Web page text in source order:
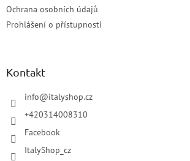
Ochrana osobních údajů
Prohlášení o přístupnosti
Kontakt
info@italyshop.cz
+420314008310
Facebook
ItalyShop_cz